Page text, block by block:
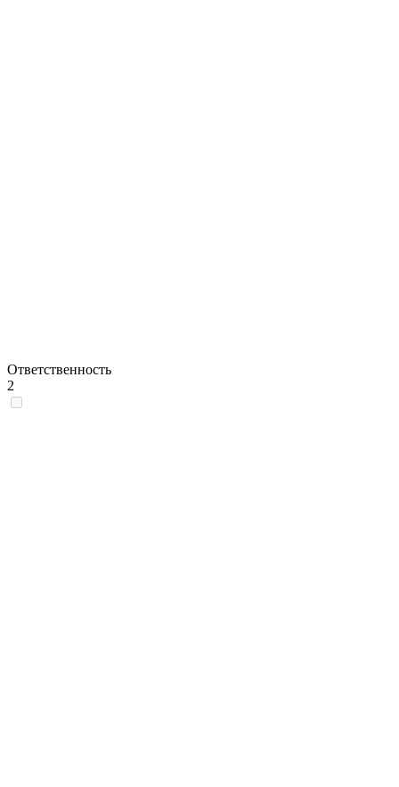
Ответственность
2